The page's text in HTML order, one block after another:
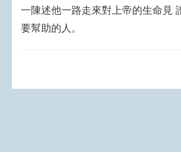
一陳述他一路走來對上帝的生命見
要幫助的人。